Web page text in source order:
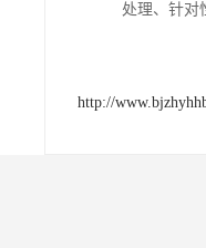
处理、针对
http://